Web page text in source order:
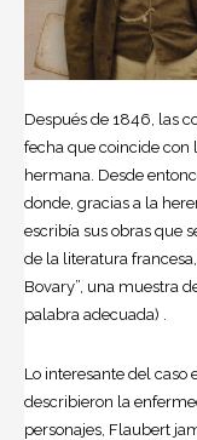
Después de 1846, las
fecha que coincide con
hermana. Desde
donde, gracias a la
escribía sus obras que
de la literatura
Bovary”, una muestra
palabra adecuada) .
Lo interesante del caso
describieron la
personajes, Flaubert